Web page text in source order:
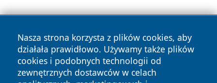
Nasza strona korzysta z plików cookies, aby
działała prawidłowo. Używamy także plików
cookies i podobnych technologii od
zewnętrznych dostawców w celach
Copyright © 2026 zycieboleslawca.pl Wszystkie prawa